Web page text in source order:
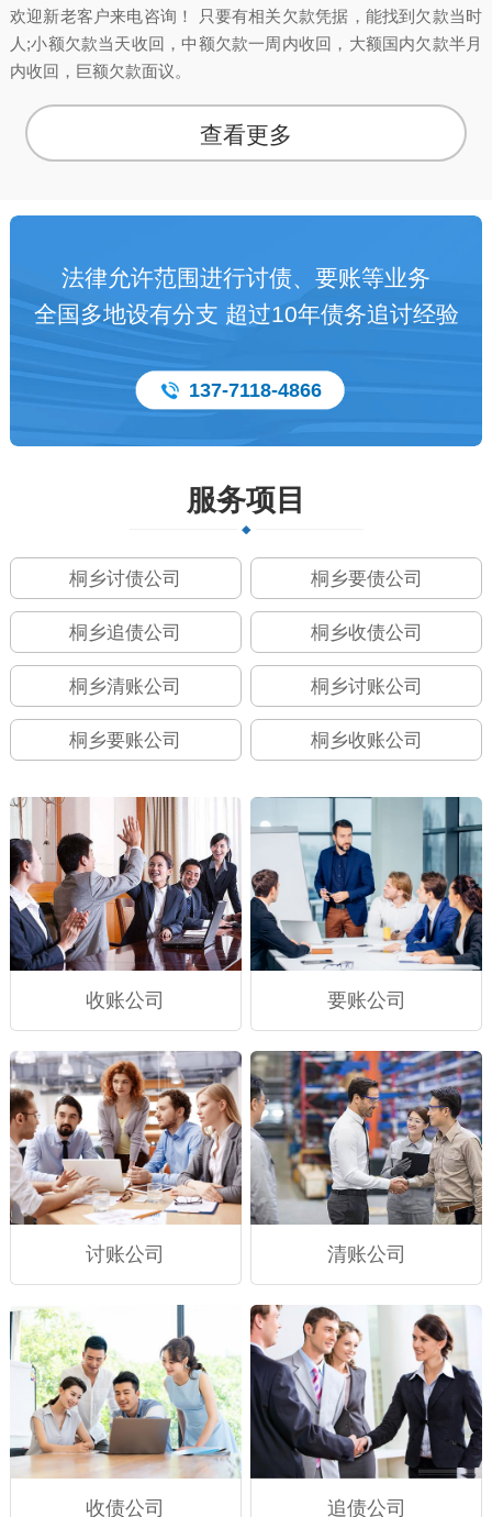
欢迎新老客户来电咨询！ 只要有相关欠款凭据，能找到欠款当时
人;小额欠款当天收回，中额欠款一周内收回，大额国内欠款半月
内收回，巨额欠款面议。
查看更多
法律允许范围进行讨债、要账等业务
全国多地设有分支 超过10年债务追讨经验
137-7118-4866
服务项目
桐乡讨债公司 桐乡要债公司
桐乡追债公司 桐乡收债公司
桐乡清账公司 桐乡讨账公司
桐乡要账公司 桐乡收账公司
收账公司 要账公司
讨账公司 清账公司
收债公司 追债公司